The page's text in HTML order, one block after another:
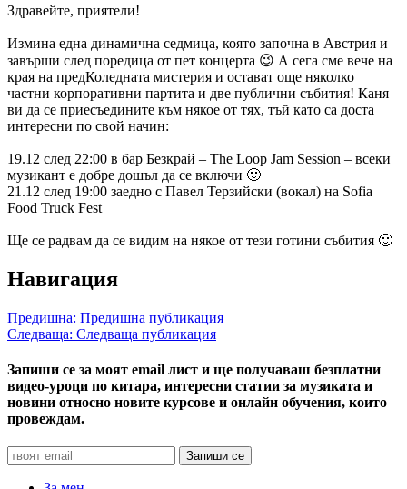
Здравейте, приятели!
Измина една динамична седмица, която започна в Австрия и
завърши след поредица от пет концерта 😉 А сега сме вече на
края на предКоледната мистерия и остават още няколко
частни корпоративни партита и две публични събития! Каня
ви да се приесъедините към някое от тях, тъй като са доста
интересни по свой начин:
19.12 след 22:00 в бар Безкрай – The Loop Jam Session – всеки
музикант е добре дошъл да се включи 🙂
21.12 след 19:00 заедно с Павел Терзийски (вокал) на Sofia
Food Truck Fest
Ще се радвам да се видим на някое от тези готини събития 🙂
Навигация
Предишна: Предишна публикация
Следваща: Следваща публикация
Запиши се за моят email лист и ще получаваш безплатни
видео-уроци по китара, интересни статии за музиката и
новини относно новите курсове и онлайн обучения, които
провеждам.